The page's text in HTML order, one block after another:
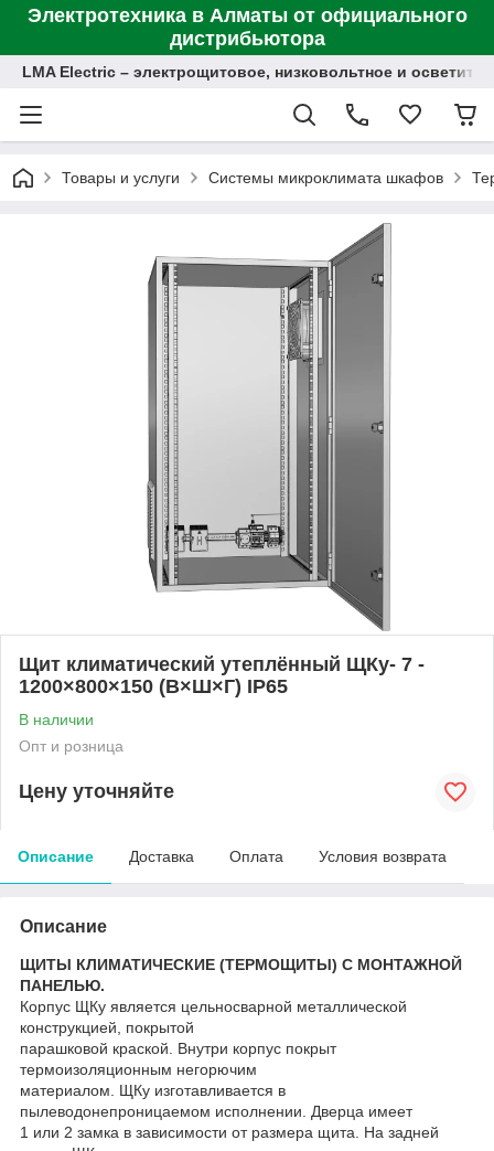
Электротехника в Алматы от официального
дистрибьютора
LMA Electric – электрощитовое, низковольтное и
Товары и услуги Системы микроклимата шкафов
Щит климатический утеплённый ЩКу- 7 -
1200×800×150 (В×Ш×Г) IP65
В наличии
Опт и розница
Цену уточняйте
Описание Доставка Оплата Условия возврата
Описание
ЩИТЫ КЛИМАТИЧЕСКИЕ (ТЕРМОЩИТЫ) С МОНТАЖНОЙ
ПАНЕЛЬЮ.
Корпус ЩКу является цельносварной металлической
конструкцией, покрытой
парашковой краской. Внутри корпус покрыт
термоизоляционным негорючим
материалом. ЩКу изготавливается в
пылеводонепроницаемом исполнении. Дверца имеет
1 или 2 замка в зависимости от размера щита. На задней